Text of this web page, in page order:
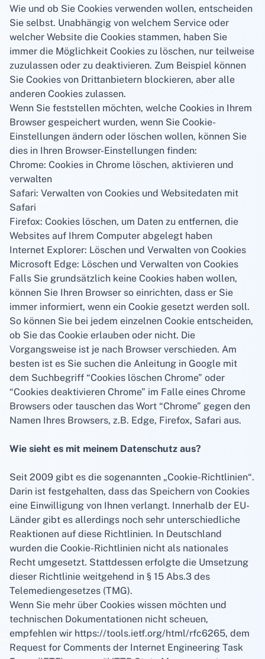
Wie und ob Sie Cookies verwenden wollen, entscheiden
Sie selbst. Unabhängig von welchem Service oder
welcher Website die Cookies stammen, haben Sie
immer die Möglichkeit Cookies zu löschen, nur teilweise
zuzulassen oder zu deaktivieren. Zum Beispiel können
Sie Cookies von Drittanbietern blockieren, aber alle
anderen Cookies zulassen.
Wenn Sie feststellen möchten, welche Cookies in Ihrem
Browser gespeichert wurden, wenn Sie Cookie-
Einstellungen ändern oder löschen wollen, können Sie
dies in Ihren Browser-Einstellungen finden:
Chrome: Cookies in Chrome löschen, aktivieren und
verwalten
Safari: Verwalten von Cookies und Websitedaten mit
Safari
Firefox: Cookies löschen, um Daten zu entfernen, die
Websites auf Ihrem Computer abgelegt haben
Internet Explorer: Löschen und Verwalten von Cookies
Microsoft Edge: Löschen und Verwalten von Cookies
Falls Sie grundsätzlich keine Cookies haben wollen,
können Sie Ihren Browser so einrichten, dass er Sie
immer informiert, wenn ein Cookie gesetzt werden soll.
So können Sie bei jedem einzelnen Cookie entscheiden,
ob Sie das Cookie erlauben oder nicht. Die
Vorgangsweise ist je nach Browser verschieden. Am
besten ist es Sie suchen die Anleitung in Google mit
dem Suchbegriff “Cookies löschen Chrome” oder
“Cookies deaktivieren Chrome” im Falle eines Chrome
Browsers oder tauschen das Wort “Chrome” gegen den
Namen Ihres Browsers, z.B. Edge, Firefox, Safari aus.
Wie sieht es mit meinem Datenschutz aus?
Seit 2009 gibt es die sogenannten „Cookie-Richtlinien“.
Darin ist festgehalten, dass das Speichern von Cookies
eine Einwilligung von Ihnen verlangt. Innerhalb der EU-
Länder gibt es allerdings noch sehr unterschiedliche
Reaktionen auf diese Richtlinien. In Deutschland
wurden die Cookie-Richtlinien nicht als nationales
Recht umgesetzt. Stattdessen erfolgte die Umsetzung
dieser Richtlinie weitgehend in § 15 Abs.3 des
Telemediengesetzes (TMG).
Wenn Sie mehr über Cookies wissen möchten und
technischen Dokumentationen nicht scheuen,
empfehlen wir https://tools.ietf.org/html/rfc6265, dem
Request for Comments der Internet Engineering Task